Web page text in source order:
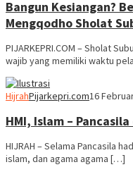
Bangun Kesiangan?
Mengqodho Sholat
PIJARKEPRI.COM – Sholat
wajib yang memiliki waktu
HijrahPijarkepri.com16
HMI, Islam –
HIJRAH – Selama Pancasila
islam, dan agama agama […]